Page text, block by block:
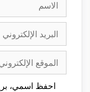
البريد
الإلكتروني
الموقع
الإلكتروني
احفظ اسمي،